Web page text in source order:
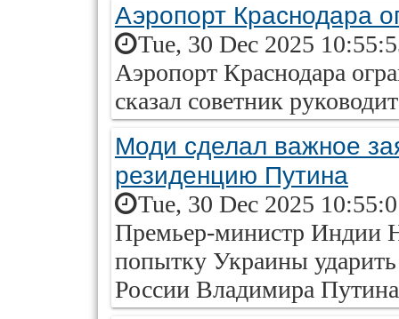
Аэропорт Краснодара
Tue, 30 Dec 2025
Аэропорт Краснодара
сказал советник
Моди сделал важное
резиденцию Путина
Tue, 30 Dec 2025
Премьер-министр Индии
попытку Украины
России Владимира Путина